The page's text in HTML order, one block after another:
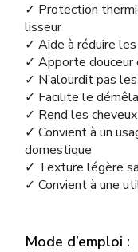
✓ Protection
lisseur
✓ Aide à réduire
✓ Apporte
✓ N’alourdit pas
✓ Facilite le
✓ Rend les
✓ Convient à un
domestique
✓ Texture légère
✓ Convient à une
Mode d’emploi :